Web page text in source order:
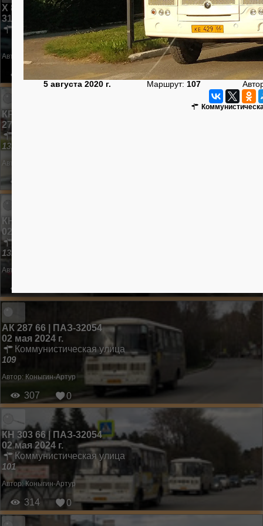
Х 892 НА 96 | ПАЗ-32054
31 июля 2024 г.
в гараже
Автор: Коныгин-Артур
0
КР 166 66 | ПАЗ-32054
27 июня 2024 г.
13К
Автор:
КН 304 66 | ПАЗ-32054
02 мая 2024 г.
13К
Автор:
АК 287 66 | ПАЗ-32054
02 мая 2024 г.
Коммунистическая улица
109
Автор: Коныгин-Артур
307 0
КН 303 66 | ПАЗ-32054
02 мая 2024 г.
Коммунистическая улица
101
Автор:Коныгин-Артур
314 0
5 августа 2020 г. Маршрут: 107